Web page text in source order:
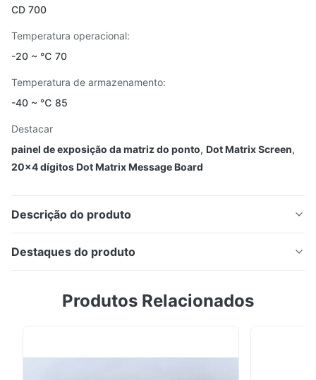
CD 700
Temperatura operacional:
-20 ~ ℃ 70
Temperatura de armazenamento:
-40 ~ ℃ 85
Destacar
painel de exposição da matriz do ponto, Dot Matrix Screen,
20x4 dígitos Dot Matrix Message Board
Descrição do produto
dígitos IOR-20M402T
Destaques do produto
dígitos IOR-20M402T Vantagens: Auto-luminosa, alta
obtained by a clear display and brightness (Excelente
Produtos Relacionados